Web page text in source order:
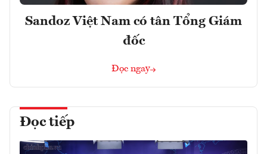
Sandoz Việt Nam có tân Tổng Giám
đốc
Đọc ngay
Đọc tiếp